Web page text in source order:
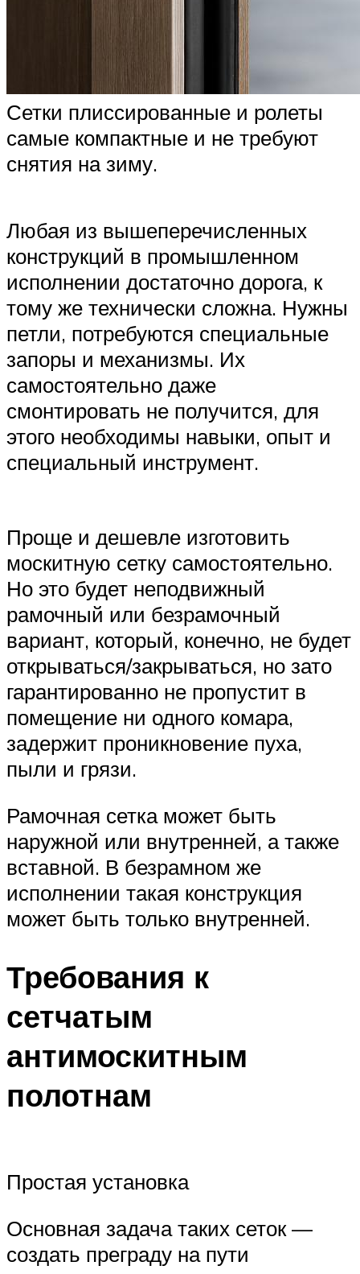
Сетки плиссированные и ролеты
самые компактные и не требуют
снятия на зиму.
Любая из вышеперечисленных
конструкций в промышленном
исполнении достаточно дорога, к
тому же технически сложна. Нужны
петли, потребуются специальные
запоры и механизмы. Их
самостоятельно даже
смонтировать не получится, для
этого необходимы навыки, опыт и
специальный инструмент.
Проще и дешевле изготовить
москитную сетку самостоятельно.
Но это будет неподвижный
рамочный или безрамочный
вариант, который, конечно, не будет
открываться/закрываться, но зато
гарантированно не пропустит в
помещение ни одного комара,
задержит проникновение пуха,
пыли и грязи.
Рамочная сетка может быть
наружной или внутренней, а также
вставной. В безрамном же
исполнении такая конструкция
может быть только внутренней.
Требования к
сетчатым
антимоскитным
полотнам
Простая установка
Основная задача таких сеток —
создать преграду на пути